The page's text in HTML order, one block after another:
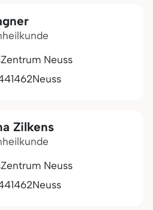
Neuss
41462Neuss
Zilkens
Neuss
41462Neuss